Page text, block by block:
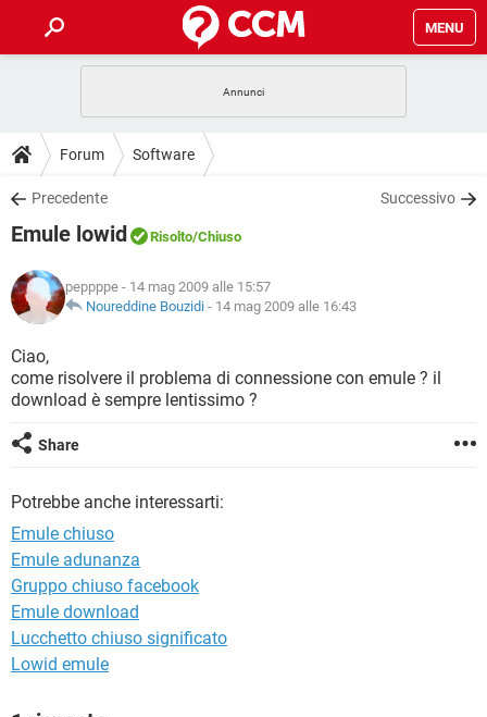
MENU
INTRATTENIMENTO
iOS
INSTAGRAM
TIKTOK
HARDWARE
GUIDE
COVID-19
INSTAGRAM WHATSAPP
TIKTOK
HARDWARE
DOWNLOAD
COVID-19
INTRATTENIMENTO
iOS WINDOWS 10
INSTAGRAM
TIKTOK FACEBOOK
COVID-19 GAMING
INTRATTENIMENTO
iOS
INSTAGRAM
TIKTOK
GLOSSARIO
COVID-19
INTRATTENIMENTO ANDROID
INSTAGRAM
TIKTOK
HARDWARE
Forum Software
Precedente Successivo
Emule lowid Risolto/Chiuso
peppppe - 14 mag 2009 alle 15:57
Noureddine Bouzidi - 14 mag 2009 alle 16:43
Ciao,
come risolvere il problema di connessione con emule ? il
download è sempre lentissimo ?
Share
Potrebbe anche interessarti:
Emule chiuso
Emule adunanza
Gruppo chiuso facebook
Emule download
Lucchetto chiuso significato
Lowid emule